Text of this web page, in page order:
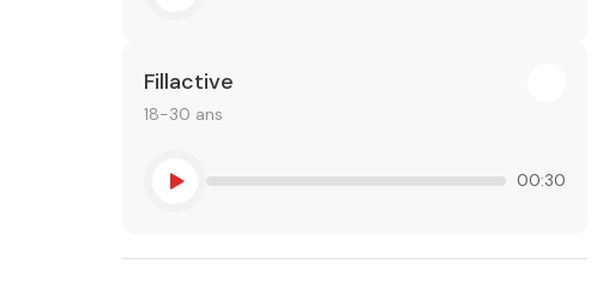
Fillactive
18-30 ans
00:30